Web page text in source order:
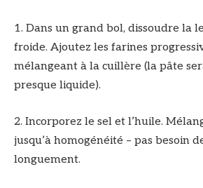
1. Dans un grand bol, dissoudre la
froide. Ajoutez les farines
mélangeant à la cuillère (la pâte
presque liquide).
2. Incorporez le sel et l’huile.
jusqu’à homogénéité – pas besoin
longuement.